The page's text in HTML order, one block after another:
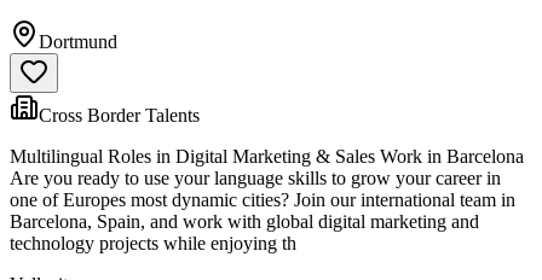
Dortmund
Cross Border Talents
Multilingual Roles in Digital Marketing & Sales Work in Barcelona
Are you ready to use your language skills to grow your career in
one of Europes most dynamic cities? Join our international team in
Barcelona, Spain, and work with global digital marketing and
technology projects while enjoying th